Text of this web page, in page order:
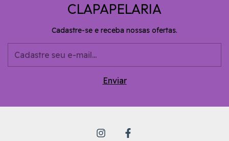
CLAPAPELARIA
Cadastre-se e receba nossas ofertas.